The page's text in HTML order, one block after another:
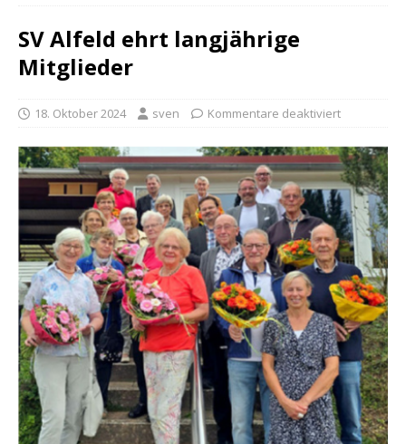
SV Alfeld ehrt langjährige
Mitglieder
18. Oktober 2024 sven Kommentare deaktiviert